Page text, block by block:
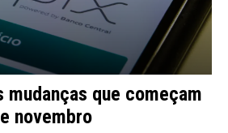
mudanças que começam
novembro